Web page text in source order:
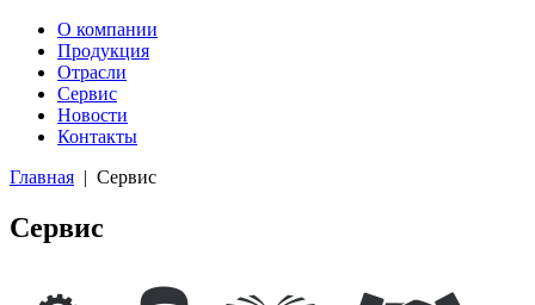
О компании
Продукция
Отрасли
Сервис
Новости
Контакты
Главная | Сервис
Сервис